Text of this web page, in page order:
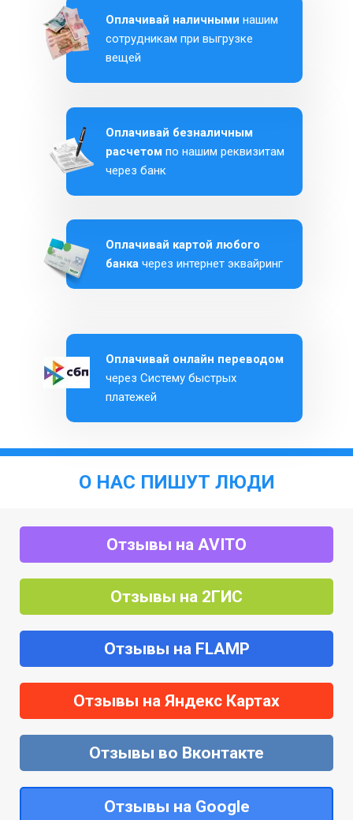
Оплачивай онлайн переводом
через Систему быстрых
платежей
Оплачивай картой любого
банка через интернет эквайринг
Оплачивай безналичным
расчетом по нашим реквизитам
через банк
Оплачивай наличными нашим
сотрудникам при выгрузке
вещей
О НАС ПИШУТ ЛЮДИ
Отзывы на AVITO
Отзывы на 2ГИС
Отзывы на FLAMP
Отзывы на Яндекс Картах
Отзывы во Вконтакте
Отзывы на Google